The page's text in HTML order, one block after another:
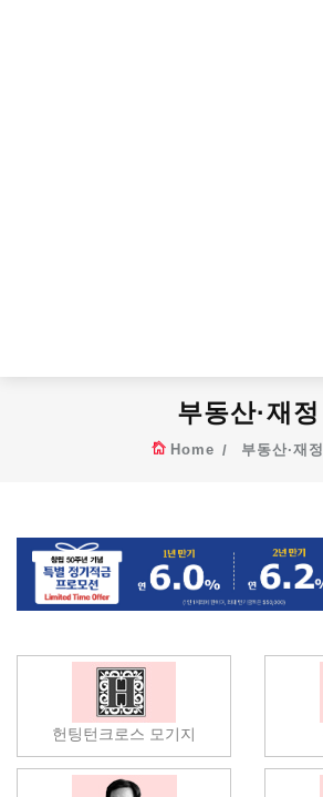
부동산·재정
Home 부동산·재정
헌팅턴크로스 모기지